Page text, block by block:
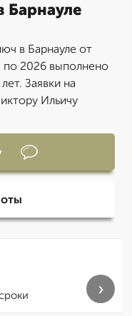
Барнауле
в Барнауле от
по 2026 выполнено
Заявки на
Ильичу
›